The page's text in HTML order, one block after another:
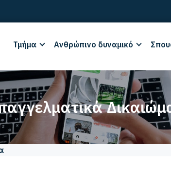
Τμήμα Ανθρώπινο δυναμικό